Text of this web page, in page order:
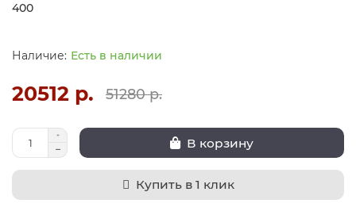
400
Есть в наличии
20512 р. 51280 р.
В корзину
Купить в 1 клик